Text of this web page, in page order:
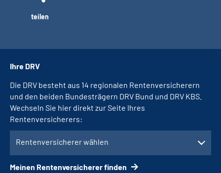
teilen
Ihre DRV
Die DRV besteht aus 14 regionalen Rentenversicherern
und den beiden Bundesträgern DRV Bund und DRV KBS.
Wechseln Sie hier direkt zur Seite Ihres
Rentenversicherers:
Rentenversicherer wählen
Meinen Rentenversicherer finden